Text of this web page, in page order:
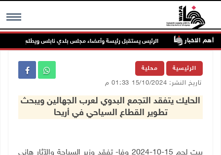
MENU أهم الاخبار
جنين الرئيس يستقبل رئيسة وأعضاء مجلس بلدي نابلس ويطلع على خطط
الرئيسية محلية
تاريخ النشر: 15/10/2024 01:33 م
الحايك يتفقد التجمع البدوي لعرب الجهالين ويبحث
تطوير القطاع السياحي في أريحا
بيت لحم 15-10-2024 وفا-
تفقد وزير السياحة والآثار هاني